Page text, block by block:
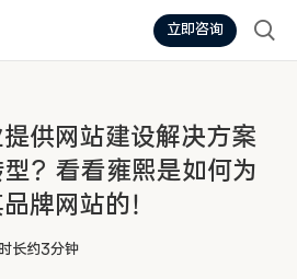
立即咨询
供网站建设解决方案
型？看看雍熙是如何为
牌网站的！
长约3分钟